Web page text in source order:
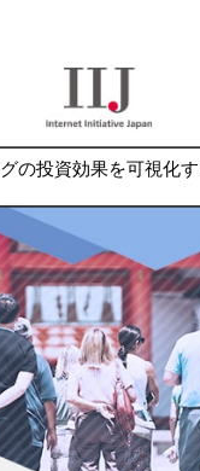
の投資効果を可視化